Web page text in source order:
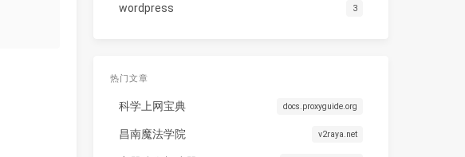
wordpress 3
热门文章
科学上网宝典 docs.proxyguide.org
昌南魔法学院 v2raya.net